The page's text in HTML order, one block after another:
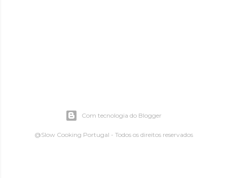
Com tecnologia do Blogger
@Slow Cooking Portugal - Todos os direitos reservados